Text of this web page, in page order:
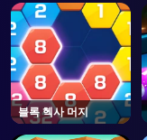
블록 헥사 머지